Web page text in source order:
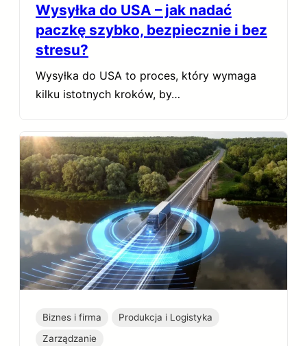
Wysyłka do USA – jak nadać
paczkę szybko, bezpiecznie i bez
stresu?
Wysyłka do USA to proces, który wymaga
kilku istotnych kroków, by…
Biznes i firma
Produkcja i Logistyka
Zarządzanie